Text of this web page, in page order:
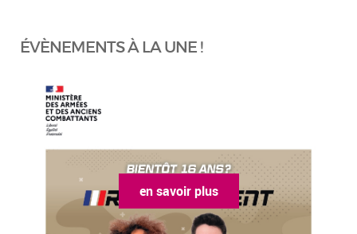
ÉVÈNEMENTS À LA UNE !
en savoir plus